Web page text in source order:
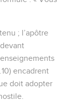
; l’apôtre
encadrent
doit adopter